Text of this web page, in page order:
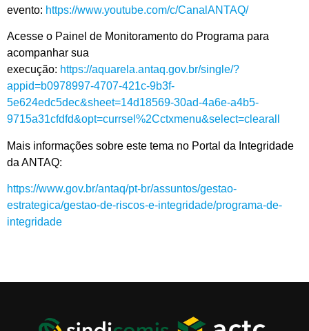
evento: https://www.youtube.com/c/CanalANTAQ/
Acesse o Painel de Monitoramento do Programa para
acompanhar sua
execução: https://aquarela.antaq.gov.br/single/?
appid=b0978997-4707-421c-9b3f-
5e624edc5dec&sheet=14d18569-30ad-4a6e-a4b5-
9715a31cfdfd&opt=currsel%2Cctxmenu&select=clearall
Mais informações sobre este tema no Portal da Integridade
da ANTAQ:
https://www.gov.br/antaq/pt-br/assuntos/gestao-
estrategica/gestao-de-riscos-e-integridade/programa-de-
integridade